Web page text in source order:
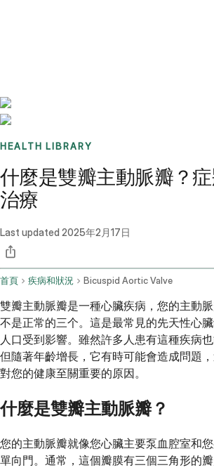
HEALTH LIBRARY
什麼是雙瓣主動脈瓣？
治療
Last updated 2025年2月17日
首頁 疾病和狀況 Bicuspid Aortic Valve
雙瓣主動脈瓣是一種心臟疾病，您的主動
不是正常的三个。這是最常見的先天性心
人口受到影響。雖然許多人患有這種疾病
但隨著年齡增長，它有時可能會造成問題
對您的健康至關重要的原因。
什麼是雙瓣主動脈瓣？
您的主動脈瓣就像您心臟主要泵血腔室和
單向門。通常，這個瓣膜有三個三角形的